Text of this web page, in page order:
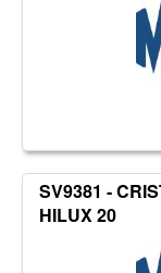
SV9381 -
HILUX 20